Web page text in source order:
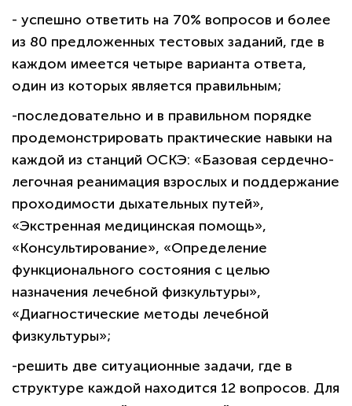
- успешно ответить на 70% вопросов и более
из 80 предложенных тестовых заданий, где в
каждом имеется четыре варианта ответа,
один из которых является правильным;
-последовательно и в правильном порядке
продемонстрировать практические навыки на
каждой из станций ОСКЭ: «Базовая сердечно-
легочная реанимация взрослых и поддержание
проходимости дыхательных путей»,
«Экстренная медицинская помощь»,
«Консультирование», «Определение
функционального состояния с целью
назначения лечебной физкультуры»,
«Диагностические методы лечебной
физкультуры»;
-решить две ситуационные задачи, где в
структуре каждой находится 12 вопросов. Для